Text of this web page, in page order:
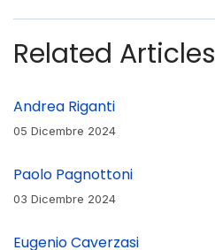
Related Articles
Andrea Riganti
05 Dicembre 2024
Paolo Pagnottoni
03 Dicembre 2024
Eugenio Caverzasi